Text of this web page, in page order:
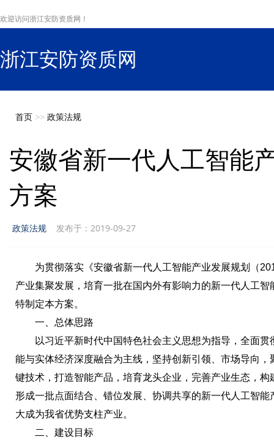
欢迎访问浙江安防资质网！
浙江安防资质网
首页 >> 政策法规
安徽省新一代人工智能
方案
政策法规 发布于：2019-09-27
为贯彻落实《安徽省新一代人工智能产业发展规划（
产业集聚发展，培育一批在国内外有影响力的新一代人工
特制定本方案。
一、总体思路
以习近平新时代中国特色社会主义思想为指导，全面贯
能与实体经济深度融合为主线，坚持创新引领、市场导向
键技术，打造智能产品，培育龙头企业，完善产业生态，
形成一批点面结合、错位发展、协调共享的新一代人工智
大成为我省优势支柱产业。
二、建设目标